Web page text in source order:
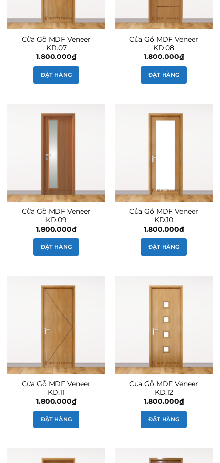
Cửa Gỗ MDF Veneer
KD.07
1.800.000₫
ĐẶT HÀNG
Cửa Gỗ MDF Veneer
KD.08
1.800.000₫
ĐẶT HÀNG
Cửa Gỗ MDF Veneer
KD.09
1.800.000₫
ĐẶT HÀNG
Cửa Gỗ MDF Veneer
KD.10
1.800.000₫
ĐẶT HÀNG
Cửa Gỗ MDF Veneer
KD.11
1.800.000₫
ĐẶT HÀNG
Cửa Gỗ MDF Veneer
KD.12
1.800.000₫
ĐẶT HÀNG